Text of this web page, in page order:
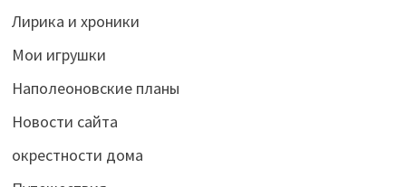
Лирика и хроники
Мои игрушки
Наполеоновские планы
Новости сайта
окрестности дома